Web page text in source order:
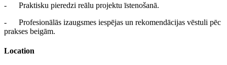
- Praktisku pieredzi reālu projektu īstenošanā.
- Profesionālās izaugsmes iespējas un rekomendācijas vēstuli pēc
prakses beigām.
Location